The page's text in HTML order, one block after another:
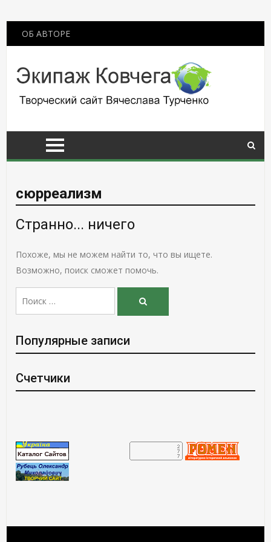
ОБ АВТОРЕ
сюрреализм
Странно... ничего
Похоже, мы не можем найти то, что вы ищете.
Возможно, поиск сможет помочь.
Поиск
Популярные записи
Счетчики